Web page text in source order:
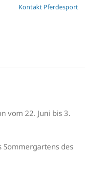
Kontakt Pferdesport
vom 22. Juni bis 3.
Sommergartens des